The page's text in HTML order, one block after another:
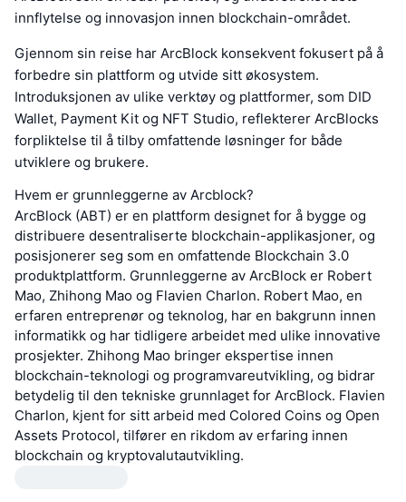
innflytelse og innovasjon innen blockchain-området.
Gjennom sin reise har ArcBlock konsekvent fokusert på å
forbedre sin plattform og utvide sitt økosystem.
Introduksjonen av ulike verktøy og plattformer, som DID
Wallet, Payment Kit og NFT Studio, reflekterer ArcBlocks
forpliktelse til å tilby omfattende løsninger for både
utviklere og brukere.
Hvem er grunnleggerne av Arcblock?
ArcBlock (ABT) er en plattform designet for å bygge og
distribuere desentraliserte blockchain-applikasjoner, og
posisjonerer seg som en omfattende Blockchain 3.0
produktplattform. Grunnleggerne av ArcBlock er Robert
Mao, Zhihong Mao og Flavien Charlon. Robert Mao, en
erfaren entreprenør og teknolog, har en bakgrunn innen
informatikk og har tidligere arbeidet med ulike innovative
prosjekter. Zhihong Mao bringer ekspertise innen
blockchain-teknologi og programvareutvikling, og bidrar
betydelig til den tekniske grunnlaget for ArcBlock. Flavien
Charlon, kjent for sitt arbeid med Colored Coins og Open
Assets Protocol, tilfører en rikdom av erfaring innen
blockchain og kryptovalutautvikling.